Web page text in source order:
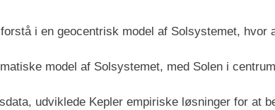
i en geocentrisk model af Solsystemet, hvor
model af Solsystemet, med Solen i
udviklede Kepler empiriske løsninger for at